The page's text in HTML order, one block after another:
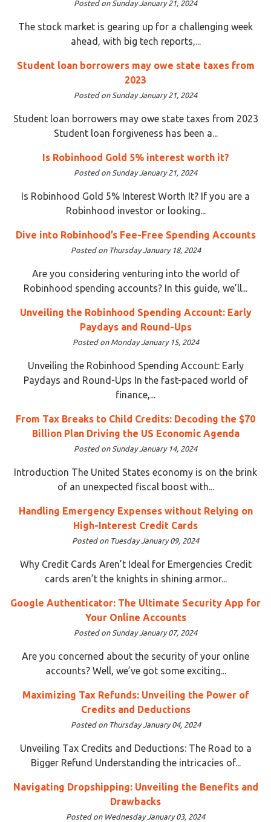
Posted on Sunday January 21, 2024
The stock market is gearing up for a challenging week
ahead, with big tech reports,...
Student loan borrowers may owe state taxes from
2023
Posted on Sunday January 21, 2024
Student loan borrowers may owe state taxes from 2023
Student loan forgiveness has been a...
Is Robinhood Gold 5% interest worth it?
Posted on Sunday January 21, 2024
Is Robinhood Gold 5% Interest Worth It? If you are a
Robinhood investor or looking...
Dive into Robinhood’s Fee-Free Spending Accounts
Posted on Thursday January 18, 2024
Are you considering venturing into the world of
Robinhood spending accounts? In this guide, we’ll...
Unveiling the Robinhood Spending Account: Early
Paydays and Round-Ups
Posted on Monday January 15, 2024
Unveiling the Robinhood Spending Account: Early
Paydays and Round-Ups In the fast-paced world of
finance,...
From Tax Breaks to Child Credits: Decoding the $70
Billion Plan Driving the US Economic Agenda
Posted on Sunday January 14, 2024
Introduction The United States economy is on the brink
of an unexpected fiscal boost with...
Handling Emergency Expenses without Relying on
High-Interest Credit Cards
Posted on Tuesday January 09, 2024
Why Credit Cards Aren’t Ideal for Emergencies Credit
cards aren’t the knights in shining armor...
Google Authenticator: The Ultimate Security App for
Your Online Accounts
Posted on Sunday January 07, 2024
Are you concerned about the security of your online
accounts? Well, we’ve got some exciting...
Maximizing Tax Refunds: Unveiling the Power of
Credits and Deductions
Posted on Thursday January 04, 2024
Unveiling Tax Credits and Deductions: The Road to a
Bigger Refund Understanding the intricacies of...
Navigating Dropshipping: Unveiling the Benefits and
Drawbacks
Posted on Wednesday January 03, 2024